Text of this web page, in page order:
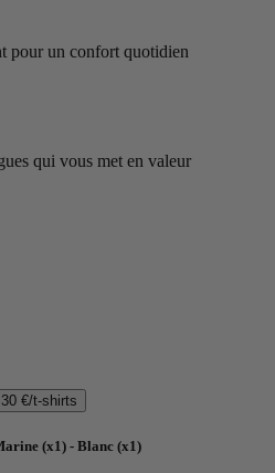
pour un confort quotidien
qui vous met en valeur
30 €/t-shirts
(x1) - Blanc (x1)